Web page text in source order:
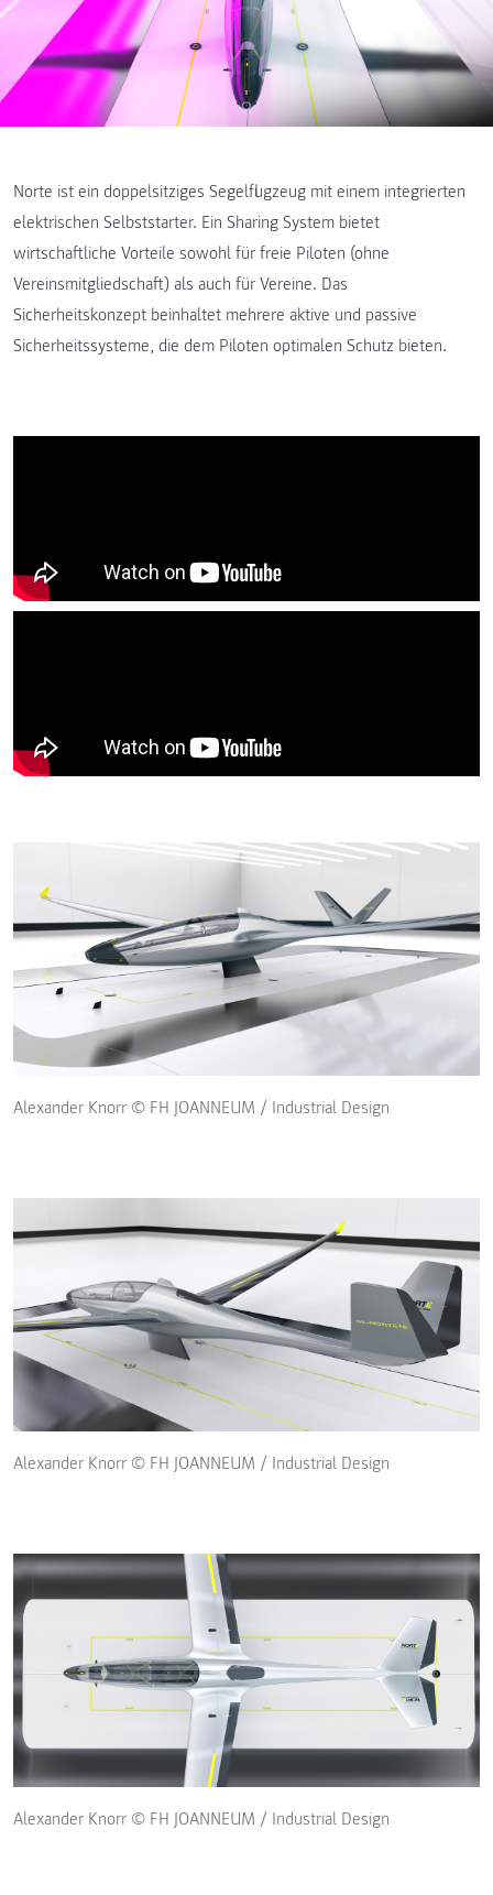
Norte ist ein doppelsitziges Segelflugzeug mit einem integrierten
elektrischen Selbststarter. Ein Sharing System bietet
wirtschaftliche Vorteile sowohl für freie Piloten (ohne
Vereinsmitgliedschaft) als auch für Vereine. Das
Sicherheitskonzept beinhaltet mehrere aktive und passive
Sicherheitssysteme, die dem Piloten optimalen Schutz bieten.
Alexander Knorr © FH JOANNEUM / Industrial Design
Alexander Knorr © FH JOANNEUM / Industrial Design
Alexander Knorr © FH JOANNEUM / Industrial Design